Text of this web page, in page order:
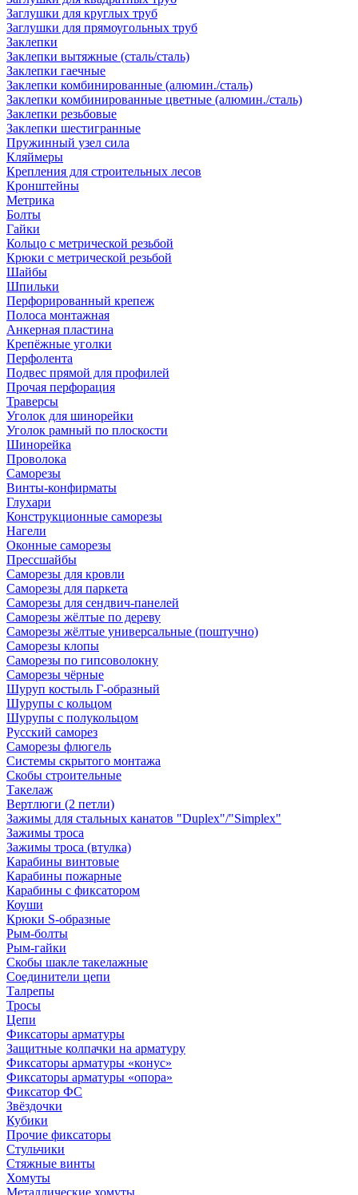
Заглушки для круглых труб
Заглушки для прямоугольных труб
Заклепки
Заклепки вытяжные (сталь/сталь)
Заклепки гаечные
Заклепки комбинированные (алюмин./сталь)
Заклепки комбинированные цветные (алюмин./сталь)
Заклепки резьбовые
Заклепки шестигранные
Пружинный узел сила
Кляймеры
Крепления для строительных лесов
Кронштейны
Метрика
Болты
Гайки
Кольцо с метрической резьбой
Крюки с метрической резьбой
Шайбы
Шпильки
Перфорированный крепеж
Полоса монтажная
Анкерная пластина
Крепёжные уголки
Перфолента
Подвес прямой для профилей
Прочая перфорация
Траверсы
Уголок для шинорейки
Уголок рамный по плоскости
Шинорейка
Проволока
Саморезы
Винты-конфирматы
Глухари
Конструкционные саморезы
Нагели
Оконные саморезы
Прессшайбы
Саморезы для кровли
Саморезы для паркета
Саморезы для сендвич-панелей
Саморезы жёлтые по дереву
Саморезы жёлтые универсальные (поштучно)
Саморезы клопы
Саморезы по гипсоволокну
Саморезы чёрные
Шуруп костыль Г-образный
Шурупы с кольцом
Шурупы с полукольцом
Русский саморез
Саморезы флюгель
Системы скрытого монтажа
Скобы строительные
Такелаж
Вертлюги (2 петли)
Зажимы для стальных канатов "Duplex"/"Simplex"
Зажимы троса
Зажимы троса (втулка)
Карабины винтовые
Карабины пожарные
Карабины с фиксатором
Коуши
Крюки S-образные
Рым-болты
Рым-гайки
Скобы шакле такелажные
Соединители цепи
Талрепы
Тросы
Цепи
Фиксаторы арматуры
Защитные колпачки на арматуру
Фиксаторы арматуры «конус»
Фиксаторы арматуры «опора»
Фиксатор ФС
Звёздочки
Кубики
Прочие фиксаторы
Стульчики
Стяжные винты
Хомуты
Металлические хомуты